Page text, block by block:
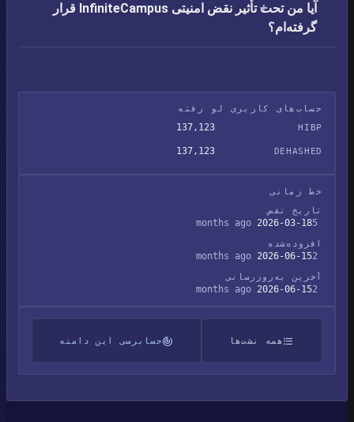
آیا من تحت تأثیر نقض امنیتی InfiniteCampus قرار
گرفته‌ام؟
حساب‌های کاربری لو رفته
HIBP
137,123
DEHASHED
137,123
خط زمانی
تاریخ نقض
2026-03-18
افزوده‌شده
2026-06-15
آخرین به‌روزرسانی
2026-06-15
همه نشت‌ها حسابرسی این دامنه